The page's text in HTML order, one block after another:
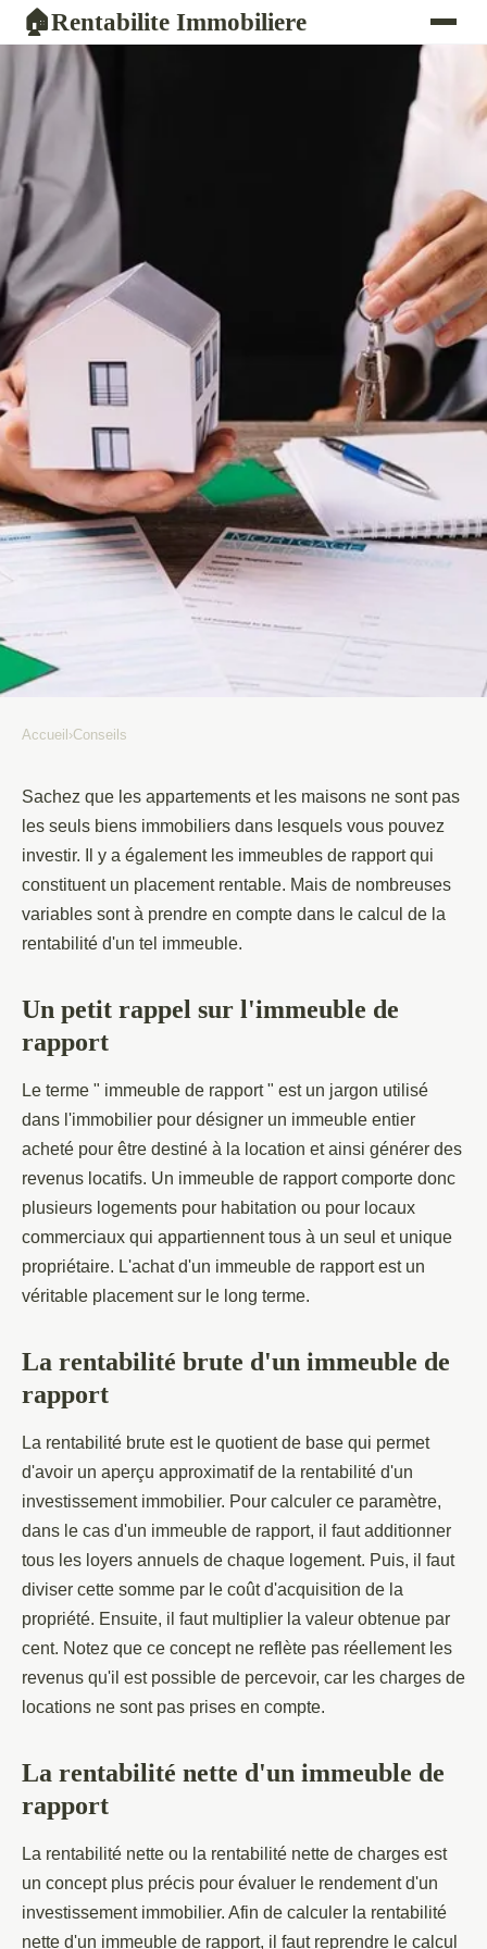
🏠Rentabilite Immobiliere
Immobilier locatif : comment
calculer la rentabilité d'un
immeuble de rapport ?
Brochard•16 juin 2020•2 min de lecture
Accueil ›Conseils
Sachez que les appartements et les maisons ne sont pas
les seuls biens immobiliers dans lesquels vous pouvez
investir. Il y a également les immeubles de rapport qui
constituent un placement rentable. Mais de nombreuses
variables sont à prendre en compte dans le calcul de la
rentabilité d'un tel immeuble.
Un petit rappel sur l'immeuble de
rapport
Le terme " immeuble de rapport " est un jargon utilisé
dans l'immobilier pour désigner un immeuble entier
acheté pour être destiné à la location et ainsi générer des
revenus locatifs. Un immeuble de rapport comporte donc
plusieurs logements pour habitation ou pour locaux
commerciaux qui appartiennent tous à un seul et unique
propriétaire. L'achat d'un immeuble de rapport est un
véritable placement sur le long terme.
La rentabilité brute d'un immeuble de
rapport
La rentabilité brute est le quotient de base qui permet
d'avoir un aperçu approximatif de la rentabilité d'un
investissement immobilier. Pour calculer ce paramètre,
dans le cas d'un immeuble de rapport, il faut additionner
tous les loyers annuels de chaque logement. Puis, il faut
diviser cette somme par le coût d'acquisition de la
propriété. Ensuite, il faut multiplier la valeur obtenue par
cent. Notez que ce concept ne reflète pas réellement les
revenus qu'il est possible de percevoir, car les charges de
locations ne sont pas prises en compte.
La rentabilité nette d'un immeuble de
rapport
La rentabilité nette ou la rentabilité nette de charges est
un concept plus précis pour évaluer le rendement d'un
investissement immobilier. Afin de calculer la rentabilité
nette d'un immeuble de rapport, il faut reprendre le calcul